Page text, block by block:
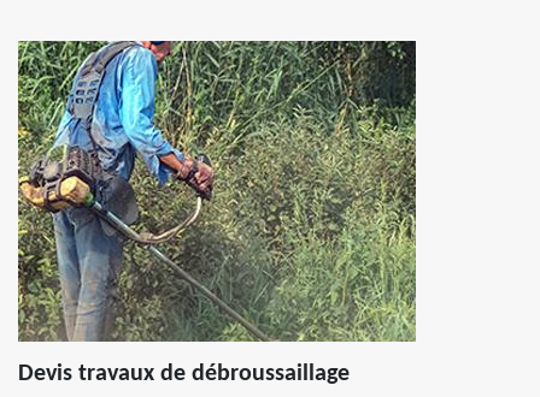
Devis travaux de débroussaillage